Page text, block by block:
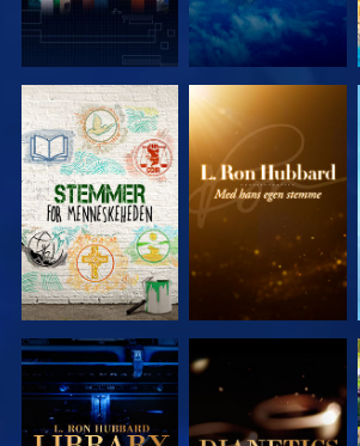
UDFORSK
SERIEN
UDFORSK
SERIEN
UDFORSK
SERIEN
UDFORSK
SERIEN